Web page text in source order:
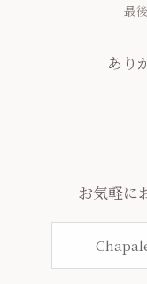
最
あり
お気軽に